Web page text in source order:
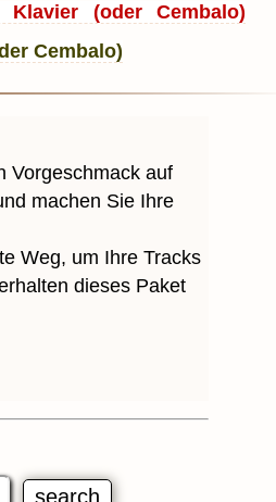
(oder Cembalo)
Vorgeschmack auf
machen Sie Ihre
Weg, um Ihre Tracks
dieses Paket